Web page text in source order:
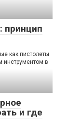
принцип
как пистолеты
в
и где